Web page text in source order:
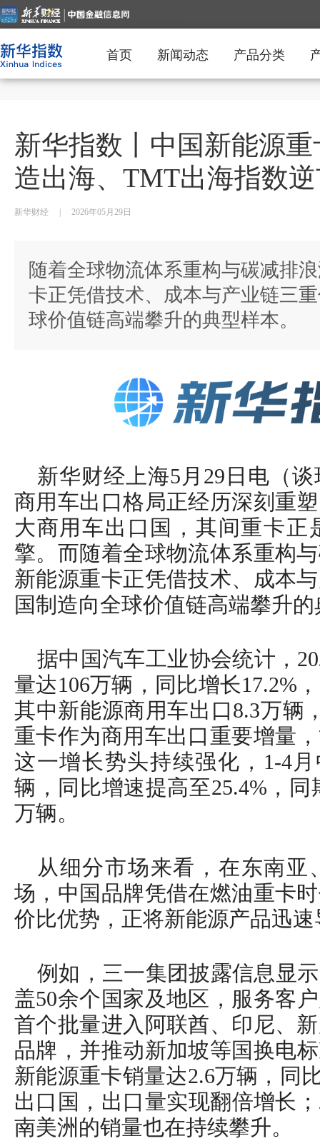
首页 新闻动态 产品分类
新华指数丨中国新能源
造出海、TMT出海指数
新华财经 2026年05月29日
随着全球物流体系重构与碳减排
卡正凭借技术、成本与产业链三
球价值链高端攀升的典型样本。
新华财经上海5月29日电（
商用车出口格局正经历深刻重
大商用车出口国，其间重卡正
擎。而随着全球物流体系重构
新能源重卡正凭借技术、成本
国制造向全球价值链高端攀升
据中国汽车工业协会统计，
量达106万辆，同比增长17.2%
其中新能源商用车出口8.3万辆
重卡作为商用车出口重要增量
这一增长势头持续强化，1-4
辆，同比增速提高至25.4%，
万辆。
从细分市场来看，在东南亚
场，中国品牌凭借在燃油重卡
价比优势，正将新能源产品迅
例如，三一集团披露信息显
盖50余个国家及地区，服务客
首个批量进入阿联酋、印尼、
品牌，并推动新加坡等国换电
新能源重卡销量达2.6万辆，同
出口国，出口量实现翻倍增长
南美洲的销量也在持续攀升。